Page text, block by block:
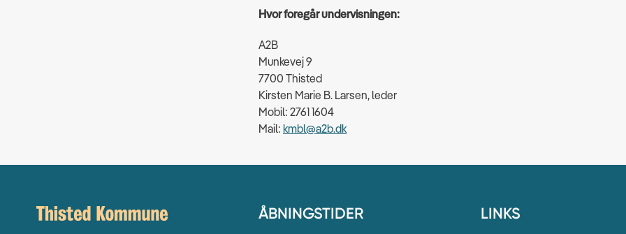
Hvor foregår undervisningen:
A2B
Munkevej 9
7700 Thisted
Kirsten Marie B. Larsen, leder
Mobil: 2761 1604
Mail: kmbl@a2b.dk
ÅBNINGSTIDER LINKS